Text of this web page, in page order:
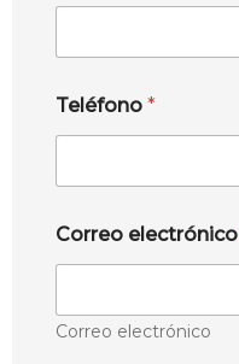
Teléfono *
Correo electrónico
Correo electrónico